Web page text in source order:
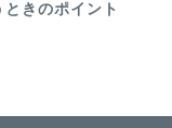
きのポイント